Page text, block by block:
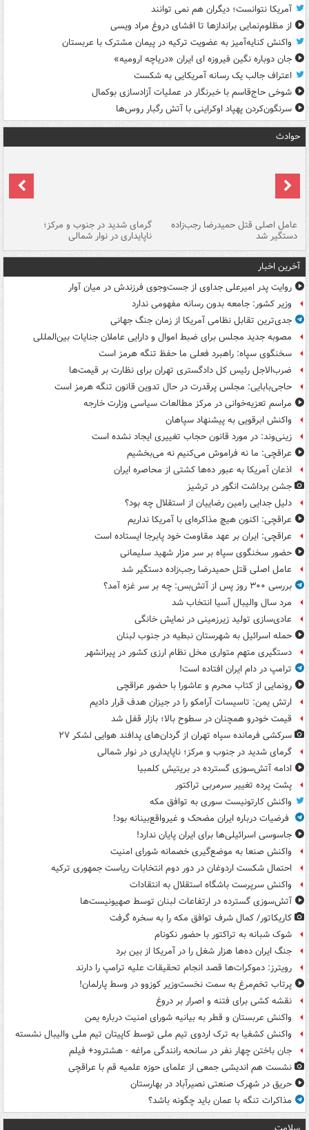
آمریکا نتوانست؛ دیگران هم نمی توانند
از مظلوم‌نمایی براندازها تا افشای دروغ مراد ویسی
واکنش کنایه‌آمیز به عضویت ترکیه در پیمان مشترک با عربستان
جان دوباره نگین فیروزه ای ایران «دریاچه ارومیه»
اعتراف جالب یک رسانه آمریکایی به شکست
شوخی حاج‌قاسم با خبرنگار در عملیات آزادسازی بوکمال
سرنگون‌کردن پهپاد اوکراینی با آتش رگبار روس‌ها
حوادث
عامل اصلی قتل حمیدرضا رجب‌زاده
دستگیر شد
گرمای شدید در جنوب و مرکز؛
ناپایداری در نوار شمالی
آخرین اخبار
روایت پدر امیرعلی جداوی از جست‌وجوی فرزندش در میان آوار
وزیر کشور: جامعه بدون رسانه مفهومی ندارد
جدی‌ترین تقابل نظامی آمریکا از زمان جنگ جهانی
مصوبه جدید مجلس برای ضبط اموال و دارایی عاملان جنایات بین‌المللی
سخنگوی سپاه: راهبرد فعلی ما حفظ تنگه هرمز است
ضرب‌الاجل رئیس کل دادگستری تهران برای نظارت بر قیمت‌ها
حاجی‌بابایی: مجلس پرقدرت در حال تدوین قانون تنگه هرمز است
مراسم تعزیه‌خوانی در مرکز مطالعات سیاسی وزارت خارجه
واکنش ابرقویی به پیشنهاد سپاهان
زینی‌وند: در مورد قانون حجاب تغییری ایجاد نشده است
عراقچی: ما نه فراموش می‌کنیم نه می‌بخشیم
اذعان آمریکا به عبور ده‌ها کشتی از محاصره ایران
جشن برداشت انگور در ترشیز
دلیل جدایی رامین رضاییان از استقلال چه بود؟
عراقچی: اکنون هیچ مذاکره‌ای با آمریکا نداریم
عراقچی: ایران بر عهد مقاومت خود پابرجا ایستاده است
حضور سخنگوی سپاه بر سر مزار شهید سلیمانی
عامل اصلی قتل حمیدرضا رجب‌زاده دستگیر شد
بررسی ۳۰۰ روز پس از آتش‌بس: چه بر سر غزه آمد؟
مرد سال والیبال آسیا انتخاب شد
عادی‌سازی تولید زیرزمینی در نمایش خانگی
حمله اسرائیل به شهرستان نبطیه در جنوب لبنان
دستگیری متهم متواری مخل نظام ارزی کشور در پیرانشهر
ترامپ در دام ایران افتاده است!
رونمایی از کتاب محرم و عاشورا با حضور عراقچی
ارتش یمن: تاسیسات آرامکو را در جیزان هدف قرار دادیم
قیمت خودرو همچنان در سطوح بالا؛ بازار قفل شد
سرکشی فرمانده سپاه تهران از گردان‌های پدافند هوایی لشکر ۲۷
گرمای شدید در جنوب و مرکز؛ ناپایداری در نوار شمالی
ادامه آتش‌سوزی گسترده در بریتیش کلمبیا
پشت پرده تغییر سرمربی تراکتور
واکنش کارتونیست سوری به توافق مکه
فرضیات درباره ایران مضحک و غیرواقع‌بینانه بود!
جاسوسی اسرائیلی‌ها برای ایران پایان ندارد!
واکنش صنعا به موضع‌گیری خصمانه شورای امنیت
احتمال شکست اردوغان در دور دوم انتخابات ریاست جمهوری ترکیه
واکنش سرپرست باشگاه استقلال به انتقادات
آتش‌سوزی گسترده در ارتفاعات لبنان توسط صهیونیست‌ها
کاریکاتور/ کمال شرف توافق مکه را به سخره گرفت
شوک شبانه به تراکتور با حضور نکونام
جنگ ایران ده‌ها هزار شغل را در آمریکا از بین برد
رویترز: دموکرات‌ها قصد انجام تحقیقات علیه ترامپ را دارند
پرتاب تخم‌مرغ به سمت نخست‌وزیر کوزوو در وسط پارلمان!
نقشه کشی برای فتنه و اصرار بر دروغ
واکنش عربستان و قطر به بیانیه شورای امنیت درباره یمن
واکنش کشفیا به ترک اردوی تیم ملی توسط کاپیتان تیم ملی والیبال نشسته
جان باختن چهار نفر در سانحه رانندگی مراغه - هشترود+ فیلم
نشست هم اندیشی جمعی از علمای حوزه علمیه قم با عراقچی
حریق در شهرک صنعتی نصیرآباد در بهارستان
مذاکرات تنگه با عمان باید چگونه باشد؟